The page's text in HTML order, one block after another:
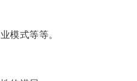
模式等等。